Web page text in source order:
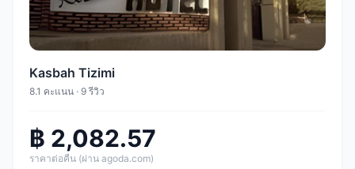
Kasbah Tizimi
8.1 คะแนน · 9 รีวิว
฿ 2,082.57
ราคาต่อคืน (ผ่าน agoda.com)